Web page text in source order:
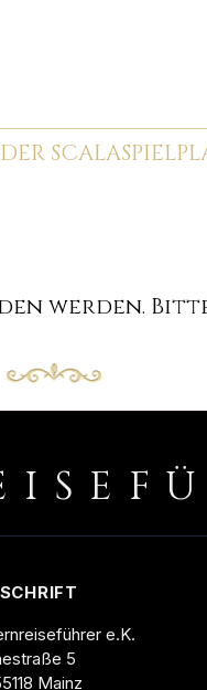
SCALA
werden. Bitte
e.K.
5
Mainz